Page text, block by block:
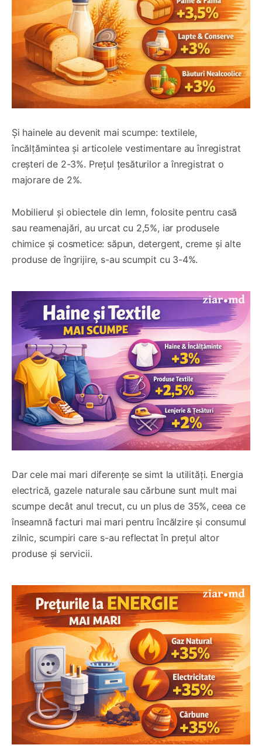
Și hainele au devenit mai scumpe: textilele,
încălțămintea și articolele vestimentare au înregistrat
creșteri de 2-3%. Prețul țesăturilor a înregistrat o
majorare de 2%.
Mobilierul și obiectele din lemn, folosite pentru casă
sau reamenajări, au urcat cu 2,5%, iar produsele
chimice și cosmetice: săpun, detergent, creme și alte
produse de îngrijire, s-au scumpit cu 3-4%.
Dar cele mai mari diferențe se simt la utilități. Energia
electrică, gazele naturale sau cărbune sunt mult mai
scumpe decât anul trecut, cu un plus de 35%, ceea ce
înseamnă facturi mai mari pentru încălzire și consumul
zilnic, scumpiri care s-au reflectat în prețul altor
produse și servicii.